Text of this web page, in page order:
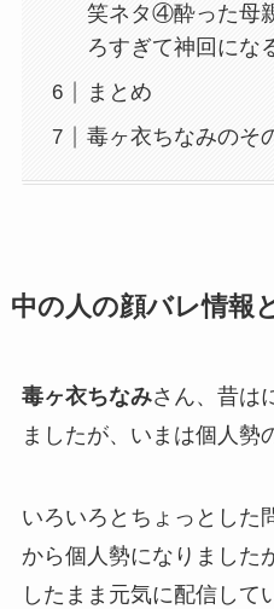
笑ネタ④酔った母
ろすぎて神回にな
まとめ
毒ヶ衣ちなみのそ
中の人の顔バレ情報
毒ヶ衣ちなみさん、昔は
ましたが、いまは個人勢
いろいろとちょっとした
から個人勢になりました
したまま元気に配信して